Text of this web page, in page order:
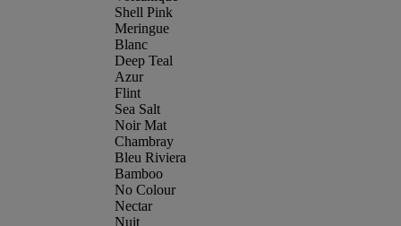
Shell Pink
Meringue
Blanc
Deep Teal
Azur
Flint
Sea Salt
Noir Mat
Chambray
Bleu Riviera
Bamboo
No Colour
Nectar
Nuit